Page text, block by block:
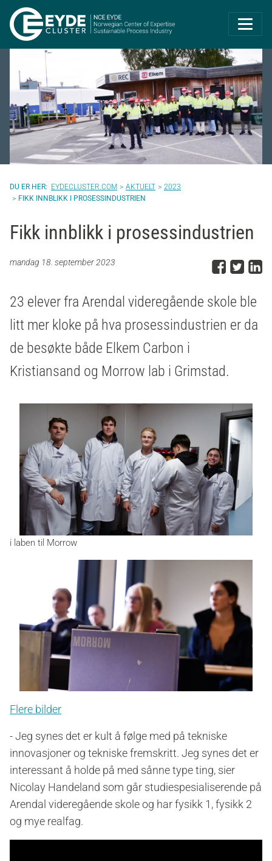
Eyde-Cluster |
EYDECLUSTER.COM AKTUELT
2023
FIKK INNBLIKK I PROSESSINDUSTRIEN
Fikk innblikk i prosessindustrien
mandag 18. september 2023 DelDel
23 elever fra Arendal videregående skole ble
litt mer kloke på hva prosessindustrien er da
de besøkte både Elkem Carbon i
Kristiansand og Morrow lab i Grimstad.
i laben til Morrow
Flere bilder
- Jeg synes det er kult å følge med på tekniske
innovasjoner og tekniske fremskritt. Jeg synes det er
interessant å holde på med sånne type ting, sier
Nicolay Handeland som går studiespesialiserende på
Arendal videregående skole og har fysikk 1, fysikk 2
og mye realfag.